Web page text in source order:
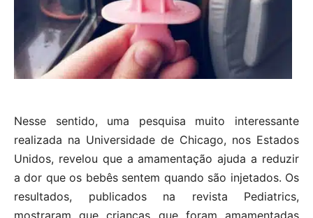
Nesse sentido, uma pesquisa muito interessante
realizada na Universidade de Chicago, nos Estados
Unidos, revelou que a amamentação ajuda a reduzir
a dor que os bebês sentem quando são injetados. Os
resultados, publicados na revista Pediatrics,